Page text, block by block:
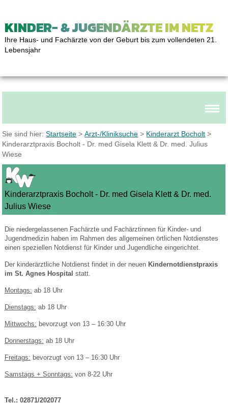
KINDER- & JUGENDÄRZTE IM NETZ
Ihre Haus- und Fachärzte von der Geburt bis zum vollendeten 21.
Lebensjahr
Sie sind hier:Startseite >Arzt-/Kliniksuche > Kinderarzt Bocholt >
Kinderarztpraxis Bocholt - Dr. med Gisela Klett & Dr. med. Julius
Wiese
Kinderarztpraxis Bocholt - Dr. med Gisela Klett & Dr. med.
Julius Wiese
Die niedergelassenen Fachärzte und Fachärztinnen für Kinder- und
Jugendmedizin haben im Rahmen des allgemeinen örtlichen Notdienstes
einen speziellen Notdienst für Kinder und Jugendliche eingerichtet.
Der kinderärztliche Notdienst findet in der neuen Kindernotdienstpraxis
im St. Agnes Hospital statt.
Montags: ab 18 Uhr
Dienstags: ab 18 Uhr
Mittwochs: bevorzugt von 13 – 16:30 Uhr
Donnerstags: ab 18 Uhr
Freitags: bevorzugt von 13 – 16:30 Uhr
Samstags + Sonntags: von 8-22 Uhr
Tel.: 02871/202077